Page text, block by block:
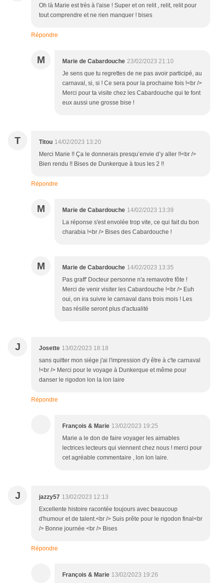
Oh là Marie est très à l'aise ! Super et on relit , relit, relit pour
tout comprendre et ne rien manquer ! bises
Répondre
M Marie de Cabardouche 23/02/2023 21:10
Je sens que tu regrettes de ne pas avoir participé, au
carnaval, si, si ! Ce sera pour la prochaine fois !<br />
Merci pour ta visite chez les Cabardouche qui te font
eux aussi une grosse bise !
T Titou 14/02/2023 13:20
Merci Marie !! Ça le donnerais presqu’envie d’y aller !!<br />
Bien rendu !! Bises de Dunkerque à tous les 2 !!
Répondre
M Marie de Cabardouche 14/02/2023 13:39
La réponse s'est envolée trop vite, ce qui fait du bon
charabia !<br /> Bises des Cabardouche !
M Marie de Cabardouche 14/02/2023 13:35
Pas graff' Docteur personne n'a remavotre fôte !
Merci de venir visiter les Cabardouche !<br /> Euh
oui, on ira suivre le carnaval dans trois mois ! Les
bas résille seront plus d'actualité
J Josette 13/02/2023 18:18
sans quitter mon siège j'ai l'impression d'y être à c'te carnaval
!<br /> Merci pour le voyage à Dunkerque et même pour
danser le rigodon lon la lon laire
Répondre
François & Marie 13/02/2023 19:25
Marie a le don de faire voyager les aimables
lectrices lecteurs qui viennent chez nous ! merci pour
cet agréable commentaire , lon lon laire.
J jazzy57 13/02/2023 12:13
Excellente histoire racontée toujours avec beaucoup
d'humour et de talent.<br /> Suis prête pour le rigodon final<br
/> Bonne journée <br /> Bises
Répondre
François & Marie 13/02/2023 19:26